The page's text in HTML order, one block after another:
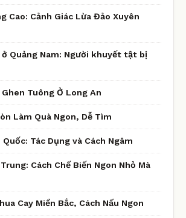
Cao: Cảnh Giác Lừa Đảo Xuyên
ở Quảng Nam: Người khuyết tật bị
Tuông Ở Long An
Làm Quà Ngon, Dễ Tìm
Tác Dụng và Cách Ngâm
Cách Chế Biến Ngon Nhỏ Mà
Cay Miền Bắc, Cách Nấu Ngon